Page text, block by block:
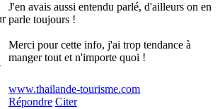
J'en avais aussi entendu parlé, d'ailleurs on en
parle toujours !
Merci pour cette info, j'ai trop tendance à
manger tout et n'importe quoi !
www.thailande-tourisme.com
Répondre Citer